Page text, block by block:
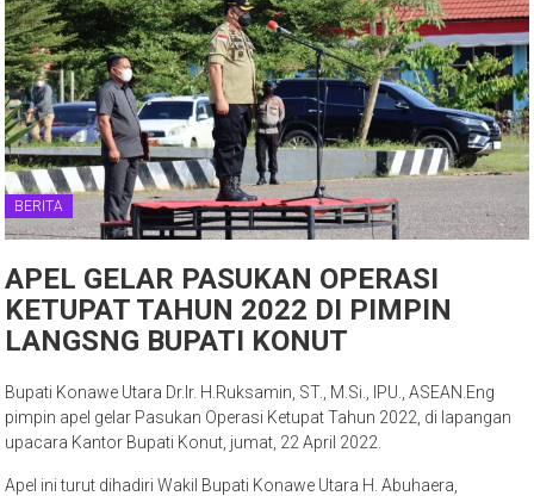
BERITA
APEL GELAR PASUKAN OPERASI
KETUPAT TAHUN 2022 DI PIMPIN
LANGSNG BUPATI KONUT
Bupati Konawe Utara Dr.Ir. H.Ruksamin, ST., M.Si., IPU., ASEAN.Eng
pimpin apel gelar Pasukan Operasi Ketupat Tahun 2022, di lapangan
upacara Kantor Bupati Konut, jumat, 22 April 2022.
Apel ini turut dihadiri Wakil Bupati Konawe Utara H. Abuhaera,